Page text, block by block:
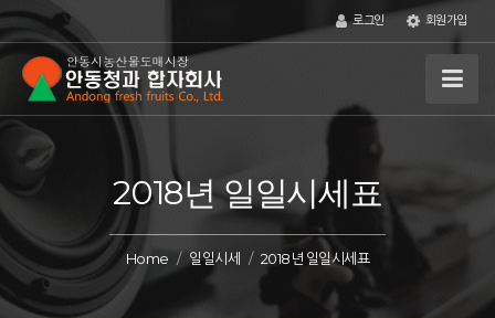
로그인 회원가입
2018년 일일시세표
Home 일일시세 2018년 일일시세표